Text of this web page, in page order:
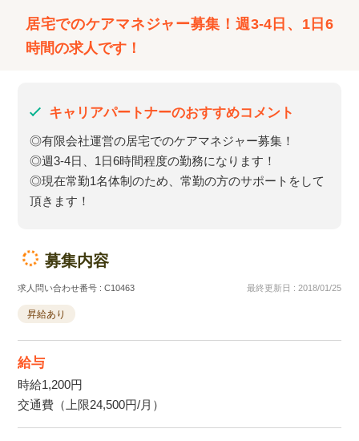
居宅でのケアマネジャー募集！週3-4日、1日6
時間の求人です！
キャリアパートナーのおすすめコメント
◎有限会社運営の居宅でのケアマネジャー募集！
◎週3-4日、1日6時間程度の勤務になります！
◎現在常勤1名体制のため、常勤の方のサポートをして
頂きます！
募集内容
求人問い合わせ番号 : C10463 最終更新日 : 2018/01/25
昇給あり
給与
時給1,200円
交通費（上限24,500円/月）